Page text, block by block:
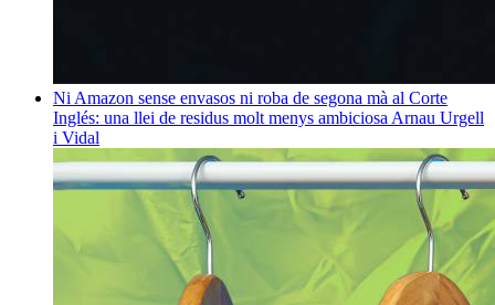
Ni Amazon sense envasos ni roba de segona mà al Corte
Inglés: una llei de residus molt menys ambiciosa Arnau Urgell
i Vidal